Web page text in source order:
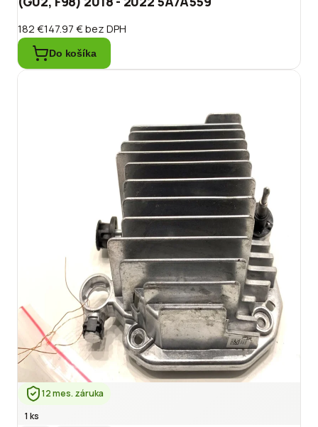
182 €147.97 €bez DPH
Do košíka
12 mes. záruka
1 ks